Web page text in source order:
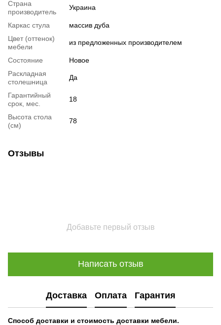
Страна
производитель
Украина
Каркас стула
массив дуба
Цвет (оттенок)
мебели
из предложенных производителем
Состояние
Новое
Раскладная
столешница
Да
Гарантийный
срок, мес.
18
Высота стола
(см)
78
Отзывы
Добавьте первый отзыв
Написать отзыв
Доставка Оплата Гарантия
Способ доставки и стоимость доставки мебели.